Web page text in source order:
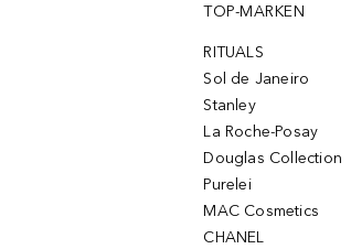
TOP-MARKEN
RITUALS
Sol de Janeiro
Stanley
La Roche-Posay
Douglas Collection
Purelei
MAC Cosmetics
CHANEL